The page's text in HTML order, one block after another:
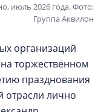
июль 2026 года. Фото:
Группа Аквилон
организаций
торжественном
празднования
отрасли лично